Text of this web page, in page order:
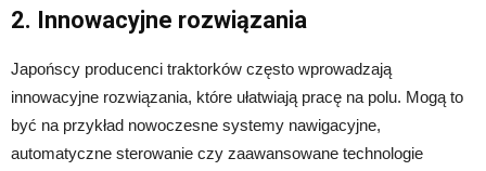
2. Innowacyjne rozwiązania
Japońscy producenci traktorków często wprowadzają
innowacyjne rozwiązania, które ułatwiają pracę na polu. Mogą to
być na przykład nowoczesne systemy nawigacyjne,
automatyczne sterowanie czy zaawansowane technologie